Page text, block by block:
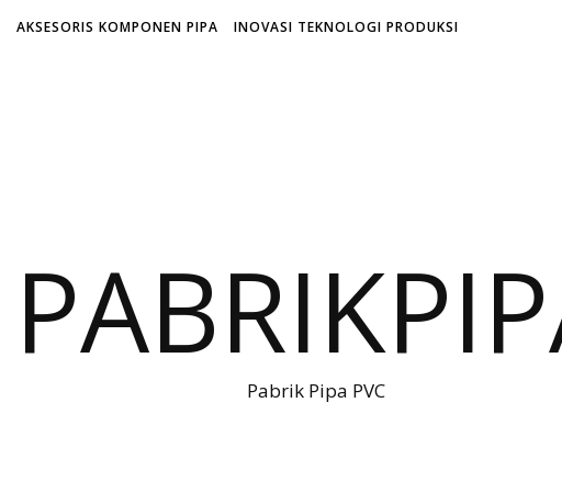
AKSESORIS KOMPONEN PIPA INOVASI TEKNOLOGI PRODUKSI
Pabrik Pipa PVC